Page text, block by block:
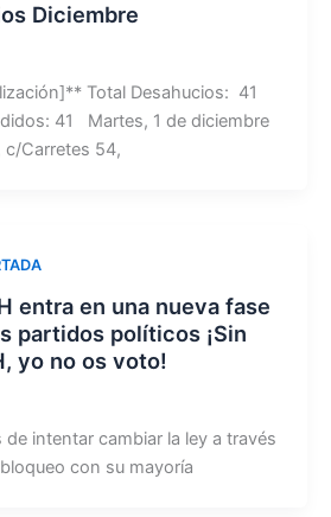
Diciembre
Total Desahucios: 41
41 Martes, 1 de diciembre
c/Carretes 54,
entra en una nueva fase
partidos políticos ¡Sin
yo no os voto!
de intentar cambiar la ley a través
con su mayoría